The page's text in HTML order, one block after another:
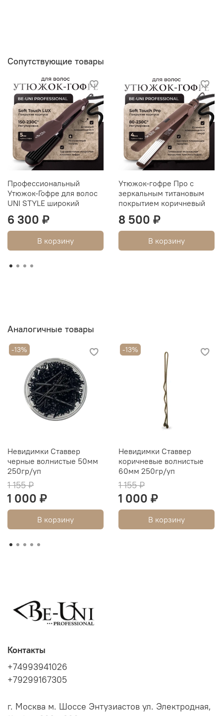
Сопутствующие товары
Профессиональный
Утюжок-Гофре для волос
UNI STYLE широкий
6 300 ₽
В корзину
Утюжок-гофре Про с
зеркальным титановым
покрытием коричневый
8 500 ₽
В корзину
Аналогичные товары
-13%
Невидимки Ставвер
черные волнистые 50мм
250гр/уп
1 155 ₽
1 000 ₽
В корзину
-13%
Невидимки Ставвер
коричневые волнистые
60мм 250гр/уп
1 155 ₽
1 000 ₽
В корзину
Контакты
+74993941026
+79299167305
г. Москва м. Шоссе Энтузиастов ул. Электродная,